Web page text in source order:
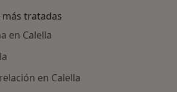
tratadas
en Calella
en Calella